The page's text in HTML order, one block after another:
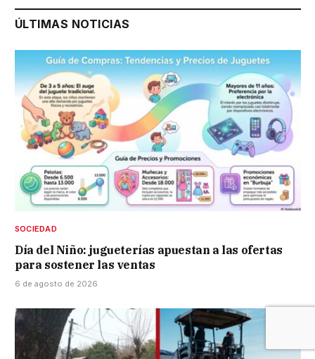
ÚLTIMAS NOTICIAS
SOCIEDAD
Día del Niño: jugueterías apuestan a las ofertas
para sostener las ventas
6 de agosto de 2026